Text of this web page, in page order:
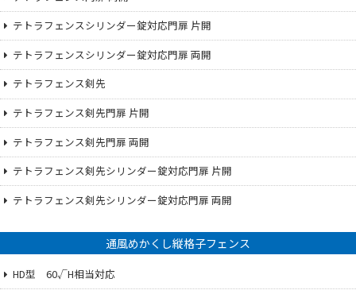
テトラフェンスシリンダー錠対応門扉 片開
テトラフェンスシリンダー錠対応門扉 両開
テトラフェンス剣先
テトラフェンス剣先門扉 片開
テトラフェンス剣先門扉 両開
テトラフェンス剣先シリンダー錠対応門扉 片開
テトラフェンス剣先シリンダー錠対応門扉 両開
通風めかくし縦格子フェンス
HD型 60√H相当対応